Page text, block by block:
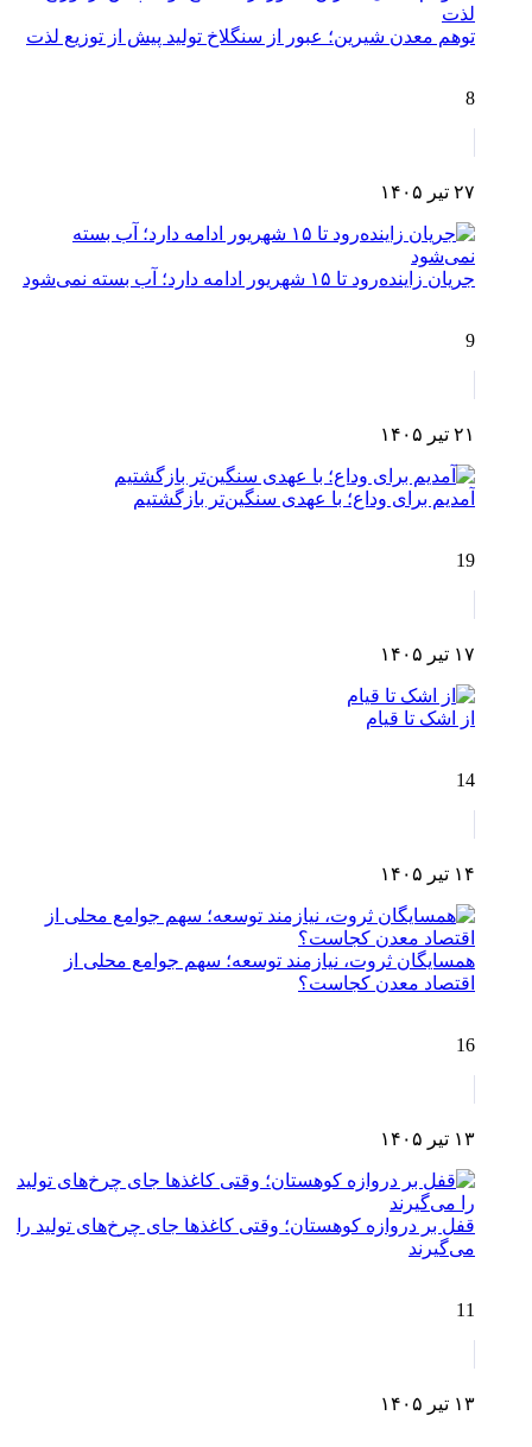
توهم معدن شیرین؛ عبور از سنگلاخ تولید پیش از توزیع لذت
8
۲۷ تیر ۱۴۰۵
جریان زاینده‌رود تا ۱۵ شهریور ادامه دارد؛ آب بسته نمی‌شود
9
۲۱ تیر ۱۴۰۵
آمدیم برای وداع؛ با عهدی سنگین‌تر بازگشتیم
19
۱۷ تیر ۱۴۰۵
از اشک تا قیام
14
۱۴ تیر ۱۴۰۵
همسایگان ثروت، نیازمند توسعه؛ سهم جوامع محلی از
اقتصاد معدن کجاست؟
16
۱۳ تیر ۱۴۰۵
قفل بر دروازه کوهستان؛ وقتی کاغذها جای چرخ‌های تولید را
می‌گیرند
11
۱۳ تیر ۱۴۰۵